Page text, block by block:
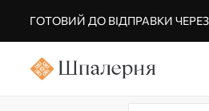
ГОТОВИЙ ДО ВІДПРАВКИ ЧЕРЕЗ